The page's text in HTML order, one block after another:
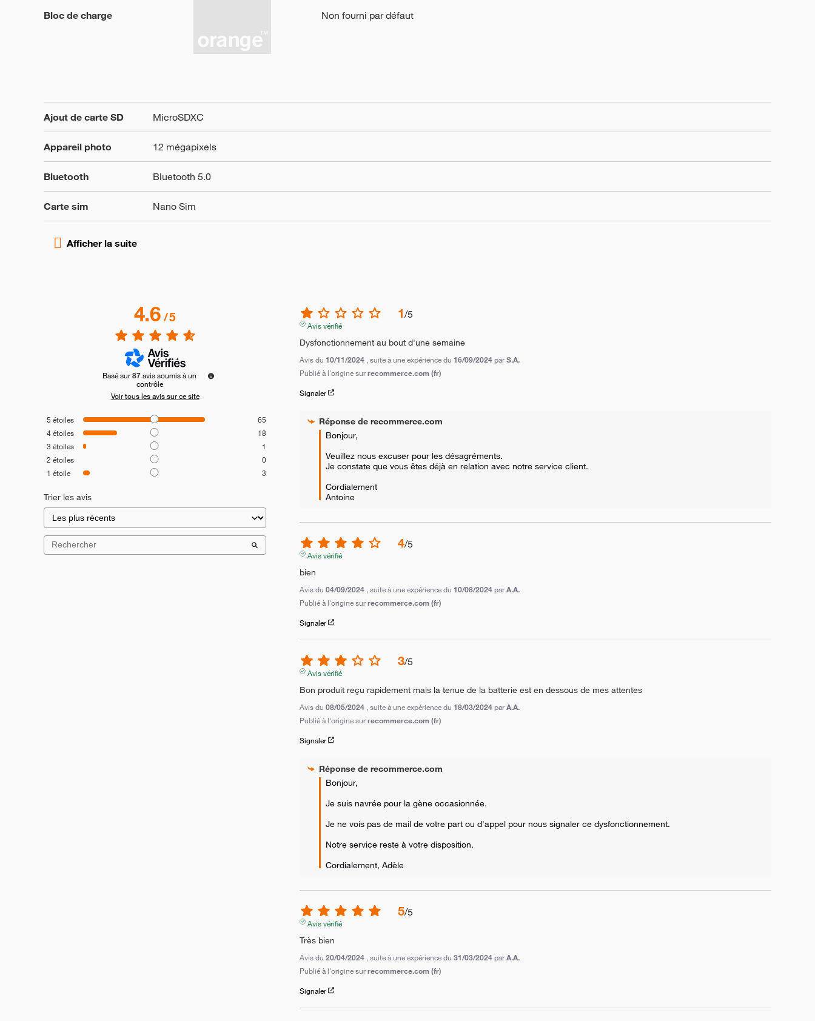
Bloc de charge Non fourni par défaut
Ajout de carte SD MicroSDXC
Appareil photo 12 mégapixels
Bluetooth Bluetooth 5.0
Carte sim Nano Sim
4.6/5
Basé sur87avis soumis à un
contrôle
Voir tous les avis sur ce site
5 étoiles
65
4étoiles
18
3 étoiles
1
2 étoiles
0
1 étoile 3
Trier les avis
1/5
Avis vérifié
Dysfonctionnement au bout d'une semaine
Avis du 10/11/2024 , suite à une expérience du 16/09/2024 parS.A.
Publié à l'origine surrecommerce.com (fr)
Signaler
Réponse derecommerce.com
Bonjour,
Veuillez nous excuser pour les désagréments.
Je constate que vous êtes déjà en relation avec notre service client.
Cordialement
Antoine
4/5
Avis vérifié
bien
Avis du04/09/2024 , suite à une expérience du 10/08/2024 parA.A.
Publié à l'origine surrecommerce.com (fr)
Signaler
3/5
Avis vérifié
Bon produit reçu rapidement mais la tenue de la batterie est en dessous de mes attentes
Avis du08/05/2024 , suite à une expérience du 18/03/2024 parA.A.
Publié à l'origine surrecommerce.com (fr)
Signaler
Réponse derecommerce.com
Bonjour,
Je suis navrée pour la gène occasionnée.
Je ne vois pas de mail de votre part ou d'appel pour nous signaler ce dysfonctionnement.
Notre service reste à votre disposition.
Cordialement, Adèle
5/5
Avis vérifié
Très bien
Avis du20/04/2024 , suite à une expérience du31/03/2024 parA.A.
Publié à l'origine surrecommerce.com (fr)
Signaler